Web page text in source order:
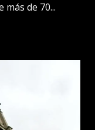
de 70...